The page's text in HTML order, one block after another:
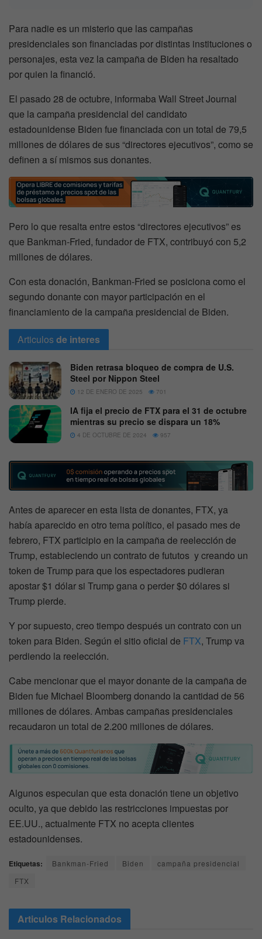
Para nadie es un misterio que las campañas
presidenciales son financiadas por distintas instituciones o
personajes, esta vez la campaña de Biden ha resaltado
por quien la financió.
El pasado 28 de octubre, informaba Wall Street Journal
que la campaña presidencial del candidato
estadounidense Biden fue financiada con un total de 79,5
millones de dólares de sus “directores ejecutivos”, como se
definen a sí mismos sus donantes.
Pero lo que resalta entre estos “directores ejecutivos” es
que Bankman-Fried, fundador de FTX, contribuyó con 5,2
millones de dólares.
Con esta donación, Bankman-Fried se posiciona como el
segundo donante con mayor participación en el
financiamiento de la campaña presidencial de Biden.
Articulosde interes
Biden retrasa bloqueo de compra de U.S.
Steel por Nippon Steel
12 DE ENERO DE 2025 701
IA fija el precio de FTX para el 31 de octubre
mientras su precio se dispara un 18%
4 DE OCTUBRE DE 2024 957
Antes de aparecer en esta lista de donantes, FTX, ya
había aparecido en otro tema político, el pasado mes de
febrero, FTX participio en la campaña de reelección de
Trump, estableciendo un contrato de fututos y creando un
token de Trump para que los espectadores pudieran
apostar $1 dólar si Trump gana o perder $0 dólares si
Trump pierde.
Y por supuesto, creo tiempo después un contrato con un
token para Biden. Según el sitio oficial de FTX, Trump va
perdiendo la reelección.
Cabe mencionar que el mayor donante de la campaña de
Biden fue Michael Bloomberg donando la cantidad de 56
millones de dólares. Ambas campañas presidenciales
recaudaron un total de 2.200 millones de dólares.
Algunos especulan que esta donación tiene un objetivo
oculto, ya que debido las restricciones impuestas por
EE.UU., actualmente FTX no acepta clientes
estadounidenses.
Etiquetas: Bankman-Fried Biden
campaña presidencial
FTX
Articulos Relacionados